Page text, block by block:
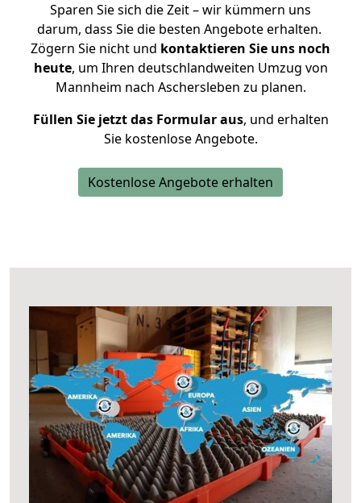
Sparen Sie sich die Zeit – wir kümmern uns
darum, dass Sie die besten Angebote erhalten.
Zögern Sie nicht und kontaktieren Sie uns noch
heute, um Ihren deutschlandweiten Umzug von
Mannheim nach Aschersleben zu planen.
Füllen Sie jetzt das Formular aus, und erhalten
Sie kostenlose Angebote.
Kostenlose Angebote erhalten